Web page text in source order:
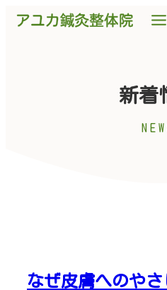
新着
なぜ皮膚へのや